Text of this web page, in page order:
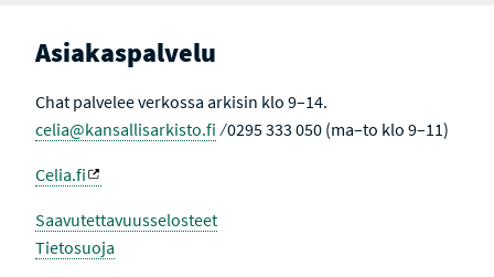
Asiakaspalvelu
Chat palvelee verkossa arkisin klo 9–14.
celia@kansallisarkisto.fi ⁄ 0295 333 050 (ma–to klo 9–11)
Celia.fi
Saavutettavuusselosteet
Tietosuoja